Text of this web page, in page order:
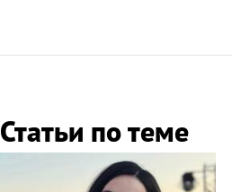
Статьи по теме